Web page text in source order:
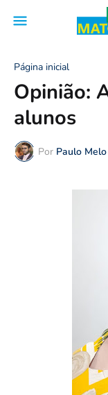
Página inicial
Opinião:
alunos
Por Paulo Melo